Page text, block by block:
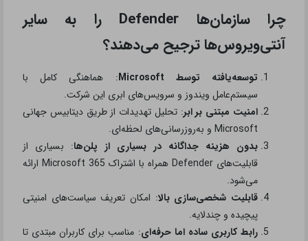
چرا سازمان‌ها Defender را به سایر
آنتی‌ویروس‌ها ترجیح می‌دهند؟
توسعه‌یافته توسط Microsoft
: هماهنگی کامل با
سیستم‌عامل ویندوز و سرویس‌های ابری این شرکت.
امنیت مبتنی بر ابر: تحلیل تهدیدات از طریق دیتابیس جهانی
Microsoft و به‌روزرسانی‌های لحظه‌ای.
بدون هزینه جداگانه در بسیاری از پلن‌ها: بسیاری از
قابلیت‌های Defender همراه با اشتراک Microsoft 365 ارائه
می‌شود.
قابلیت شخصی‌سازی بالا: امکان تعریف سیاست‌های امنیتی
پیچیده و چندلایه.
رابط کاربری ساده اما حرفه‌ای: مناسب برای کاربران مبتدی تا